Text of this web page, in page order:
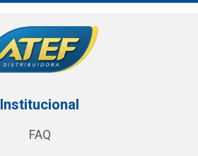
Institucional
FAQ